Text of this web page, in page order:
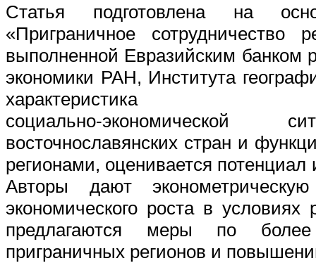
Статья подготовлена на
«Приграничное
выполненной Евразийским банком
экономики РАН, Института
характеристика
социально-
восточнославянских стран и
регионами, оценивается потенциал
Авторы дают
экономического роста в
предлагаются меры по более
приграничных регионов и